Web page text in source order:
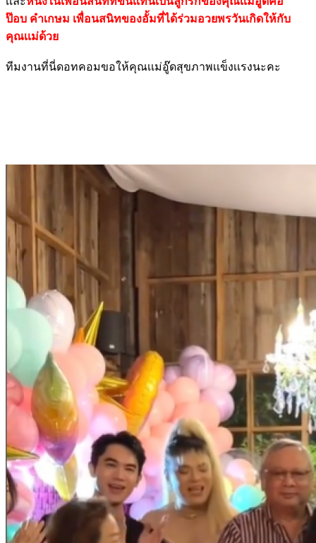
ป๊อบ คําเกษม เพื่อนสนิทของอั้มที่ได้ร่วมอวยพรวันเกิดให้กับ
คุณเเม่ด้วย
ทีมงานที่นี่ดอทคอมขอให้คุณเเม่อู๊ดสุขภาพเเข็งเเรงนะคะ